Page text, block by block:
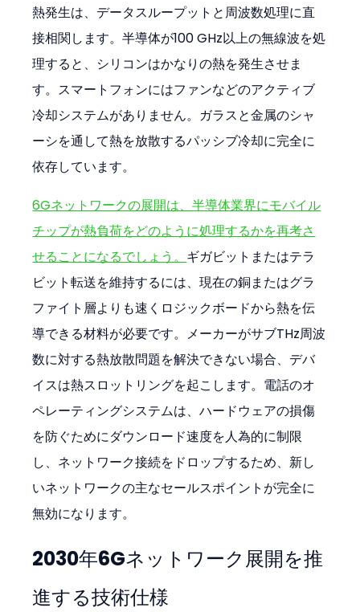
熱発生は、データスループットと周波数処理に直
接相関します。半導体が100 GHz以上の無線波を処
理すると、シリコンはかなりの熱を発生させま
す。スマートフォンにはファンなどのアクティブ
冷却システムがありません。ガラスと金属のシャ
ーシを通して熱を放散するパッシブ冷却に完全に
依存しています。
6Gネットワークの展開は、半導体業界にモバイル
チップが熱負荷をどのように処理するかを再考さ
せることになるでしょう。 ギガビットまたはテラ
ビット転送を維持するには、現在の銅またはグラ
ファイト層よりも速くロジックボードから熱を伝
導できる材料が必要です。メーカーがサブTHz周波
数に対する熱放散問題を解決できない場合、デバ
イスは熱スロットリングを起こします。電話のオ
ペレーティングシステムは、ハードウェアの損傷
を防ぐためにダウンロード速度を人為的に制限
し、ネットワーク接続をドロップするため、新し
いネットワークの主なセールスポイントが完全に
無効になります。
2030年6Gネットワーク展開を推
進する技術仕様